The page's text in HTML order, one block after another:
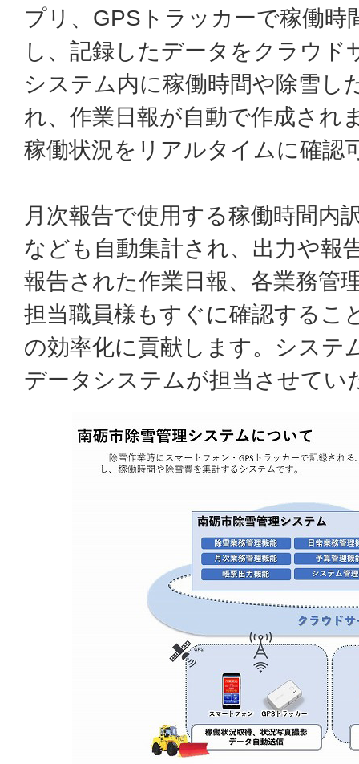
プリ、GPSトラッカーで稼働時
し、記録したデータをクラウ
システム内に稼働時間や除雪し
れ、作業日報が自動で作成され
稼働状況をリアルタイムに確認
月次報告で使用する稼働時間内
なども自動集計され、出力や報
報告された作業日報、各業務管
担当職員様もすぐに確認するこ
の効率化に貢献します。システ
データシステムが担当させてい